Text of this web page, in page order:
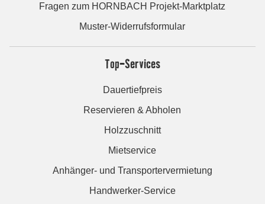
Fragen zum HORNBACH Projekt-Marktplatz
Muster-Widerrufsformular
Top-Services
Dauertiefpreis
Reservieren & Abholen
Holzzuschnitt
Mietservice
Anhänger- und Transportervermietung
Handwerker-Service